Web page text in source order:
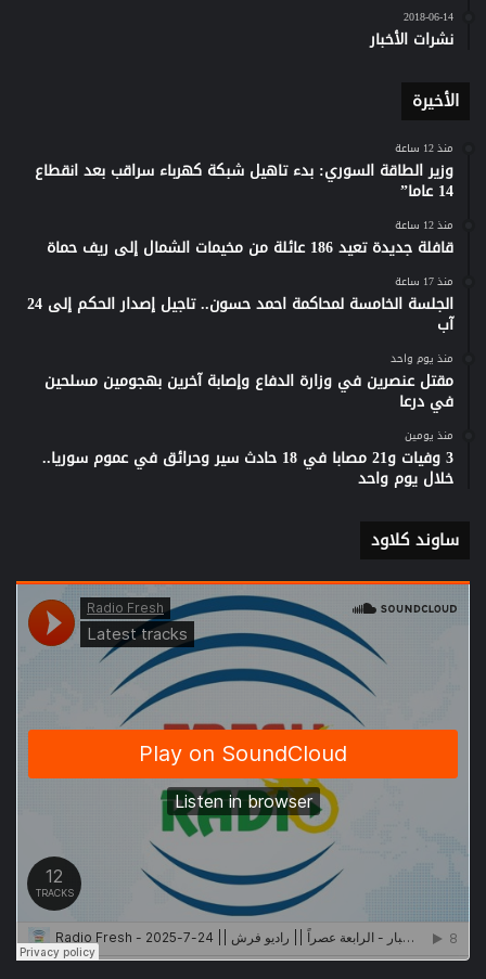
2018-06-14
نشرات الأخبار
الأخيرة
منذ 12 ساعة
وزير الطاقة السوري: بدء تاهيل شبكة كهرباء سراقب بعد انقطاع
14 عاما”
منذ 12 ساعة
قافلة جديدة تعيد 186 عائلة من مخيمات الشمال إلى ريف حماة
منذ 17 ساعة
الجلسة الخامسة لمحاكمة احمد حسون.. تاجيل إصدار الحكم إلى 24
آب
منذ يوم واحد
مقتل عنصرين في وزارة الدفاع وإصابة آخرين بهجومين مسلحين
في درعا
منذ يومين
3 وفيات و21 مصابا في 18 حادث سير وحرائق في عموم سوريا..
خلال يوم واحد
ساوند كلاود